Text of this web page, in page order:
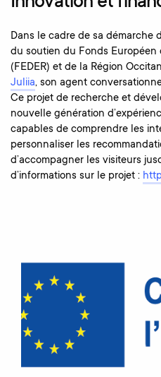
Dans le cadre de sa démarche
du soutien du Fonds Européen
(FEDER) et de la Région
Juliia, son agent
Ce projet de recherche et
nouvelle génération
capables de comprendre les
personnaliser les
d’accompagner les visiteurs
d’informations sur le projet :